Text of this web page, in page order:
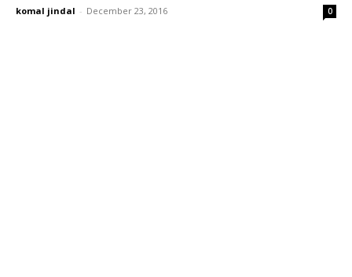
komal jindal - December 23, 2016 0